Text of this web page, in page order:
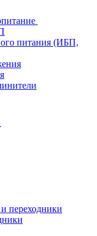
питания (ИБП,
переходники